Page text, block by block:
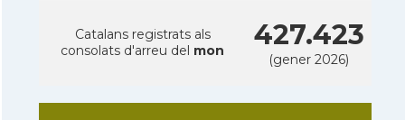
Catalans registrats als
consolats d'arreu del mon 427.423
(gener 2026)